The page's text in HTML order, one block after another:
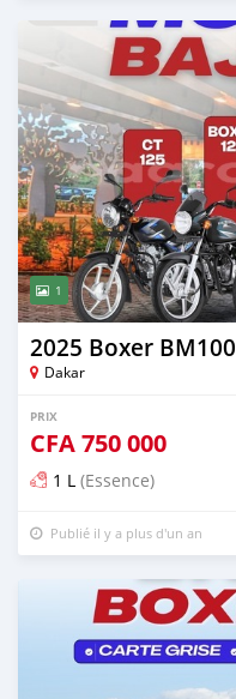
1
2025 Boxer BM100
Dakar
PRIX
CFA750 000
1 L (Essence)
Publié il y a plus d'un an